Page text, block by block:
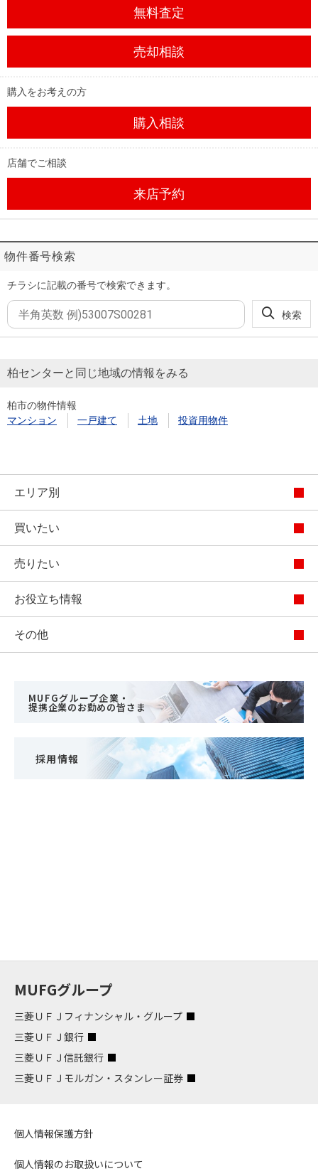
無料査定
売却相談
購入をお考えの方
購入相談
店舗でご相談
来店予約
物件番号検索
チラシに記載の番号で検索できます。
検索
柏センターと同じ地域の情報をみる
柏市の物件情報
マンション
一戸建て 土地 投資用物件
エリア別
買いたい
売りたい
お役立ち情報
その他
MUFGグループ企業・
提携企業のお勤めの皆さま
採用情報
MUFGグループ
三菱ＵＦＪフィナンシャル・グループ
三菱ＵＦＪ銀行
三菱ＵＦＪ信託銀行
三菱ＵＦＪモルガン・スタンレー証券
個人情報保護方針
個人情報のお取扱いについて